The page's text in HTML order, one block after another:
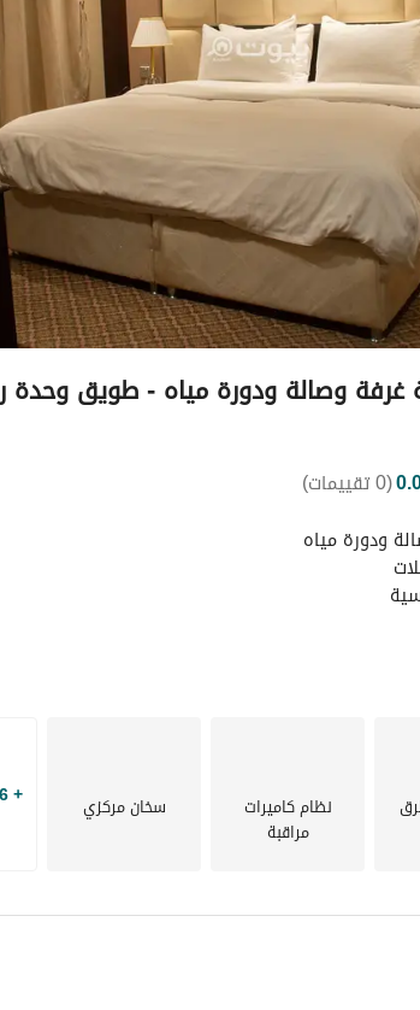
وصالة ودورة مياه - طويق وحدة
(0 تقييمات )
ودورة مياه
نظام كاميرات
مراقبة
سخان مركزي + 16 مزايا وخدمات